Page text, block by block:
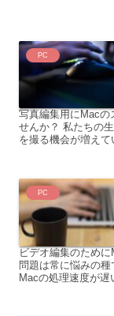
PC
写真編集用にMacの
せんか？ 私たちの
を撮る機会が増え
PC
ビデオ編集のため
問題は常に悩みの種
Macの処理速度が遅